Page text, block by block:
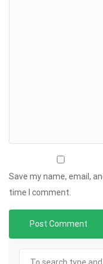
Save my name, email,
time I comment.